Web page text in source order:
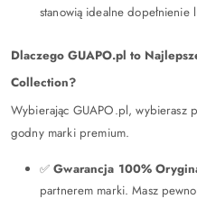
stanowią idealne dopełnienie
Dlaczego GUAPO.pl to
Collection?
Wybierając GUAPO.pl, wybierasz
godny marki premium.
✅Gwarancja 100%
partnerem marki. Masz